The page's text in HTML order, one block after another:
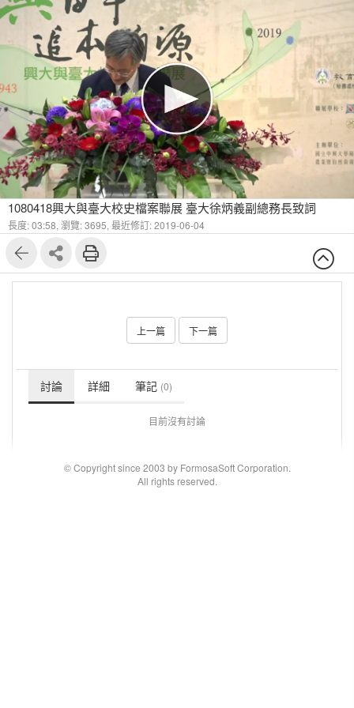
1080418興大與臺大校史檔案聯展 臺大徐炳義副總務長致詞
長度: 03:58, 瀏覽: 3695, 最近修訂: 2019-06-04
上一篇 下一篇
討論 詳細 筆記 (0)
目前沒有討論
© Copyright since 2003 by FormosaSoft Corporation.
All rights reserved.